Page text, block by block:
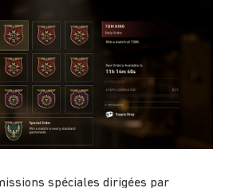
spéciales dirigées par